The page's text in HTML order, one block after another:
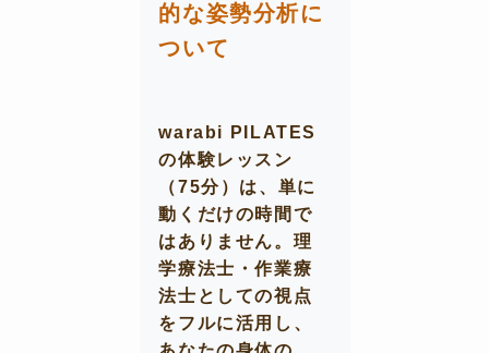
的な姿勢分析に
ついて
warabi PILATES
の体験レッスン
（75分）は、単に
動くだけの時間で
はありません。理
学療法士・作業療
法士としての視点
をフルに活用し、